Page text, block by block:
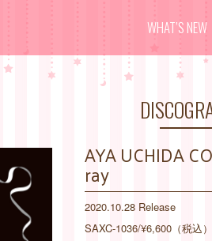
WHAT’S NEW
AYA UCHIDA
ray
2020.10.28 Release
SAXC-1036/¥6,600（税込）